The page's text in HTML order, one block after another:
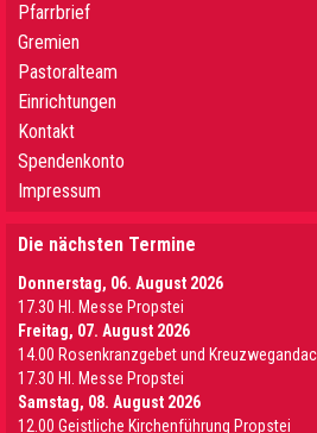
Pfarrbrief
Gremien
Pastoralteam
Einrichtungen
Kontakt
Spendenkonto
Impressum
Die nächsten Termine
Donnerstag, 06. August 2026
17.30 Hl. Messe Propstei
Freitag, 07. August 2026
14.00 Rosenkranzgebet und
17.30 Hl. Messe Propstei
Samstag, 08. August 2026
12.00 Geistliche Kirchenführung Propstei